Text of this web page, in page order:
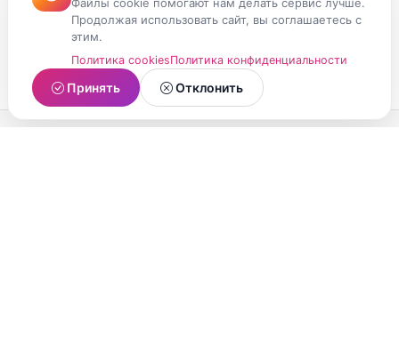
Файлы cookie помогают нам делать сервис лучше.
Продолжая использовать сайт, вы соглашаетесь с
этим.
Политика cookiesПолитика конфиденциальности
Принять Отклонить